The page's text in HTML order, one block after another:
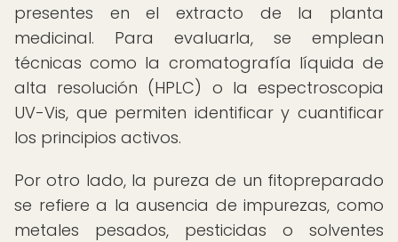
presentes en el extracto de la planta
medicinal. Para evaluarla, se emplean
técnicas como la cromatografía líquida de
alta resolución (HPLC) o la espectroscopia
UV-Vis, que permiten identificar y cuantificar
los principios activos.
Por otro lado, la pureza de un fitopreparado
se refiere a la ausencia de impurezas, como
metales pesados, pesticidas o solventes